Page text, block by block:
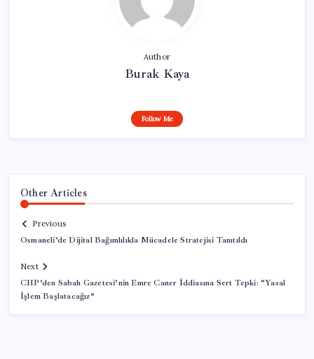
Author
Burak Kaya
Follow Me
Other Articles
Previous
Osmaneli’de Dijital Bağımlılıkla Mücadele Stratejisi Tanıtıldı
Next
CHP’den Sabah Gazetesi’nin Emre Caner İddiasına Sert Tepki: “Yasal
İşlem Başlatacağız”